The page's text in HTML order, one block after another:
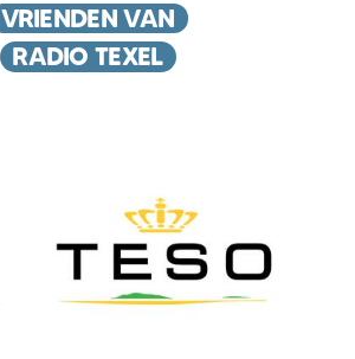
VRIENDEN VAN
RADIO TEXEL